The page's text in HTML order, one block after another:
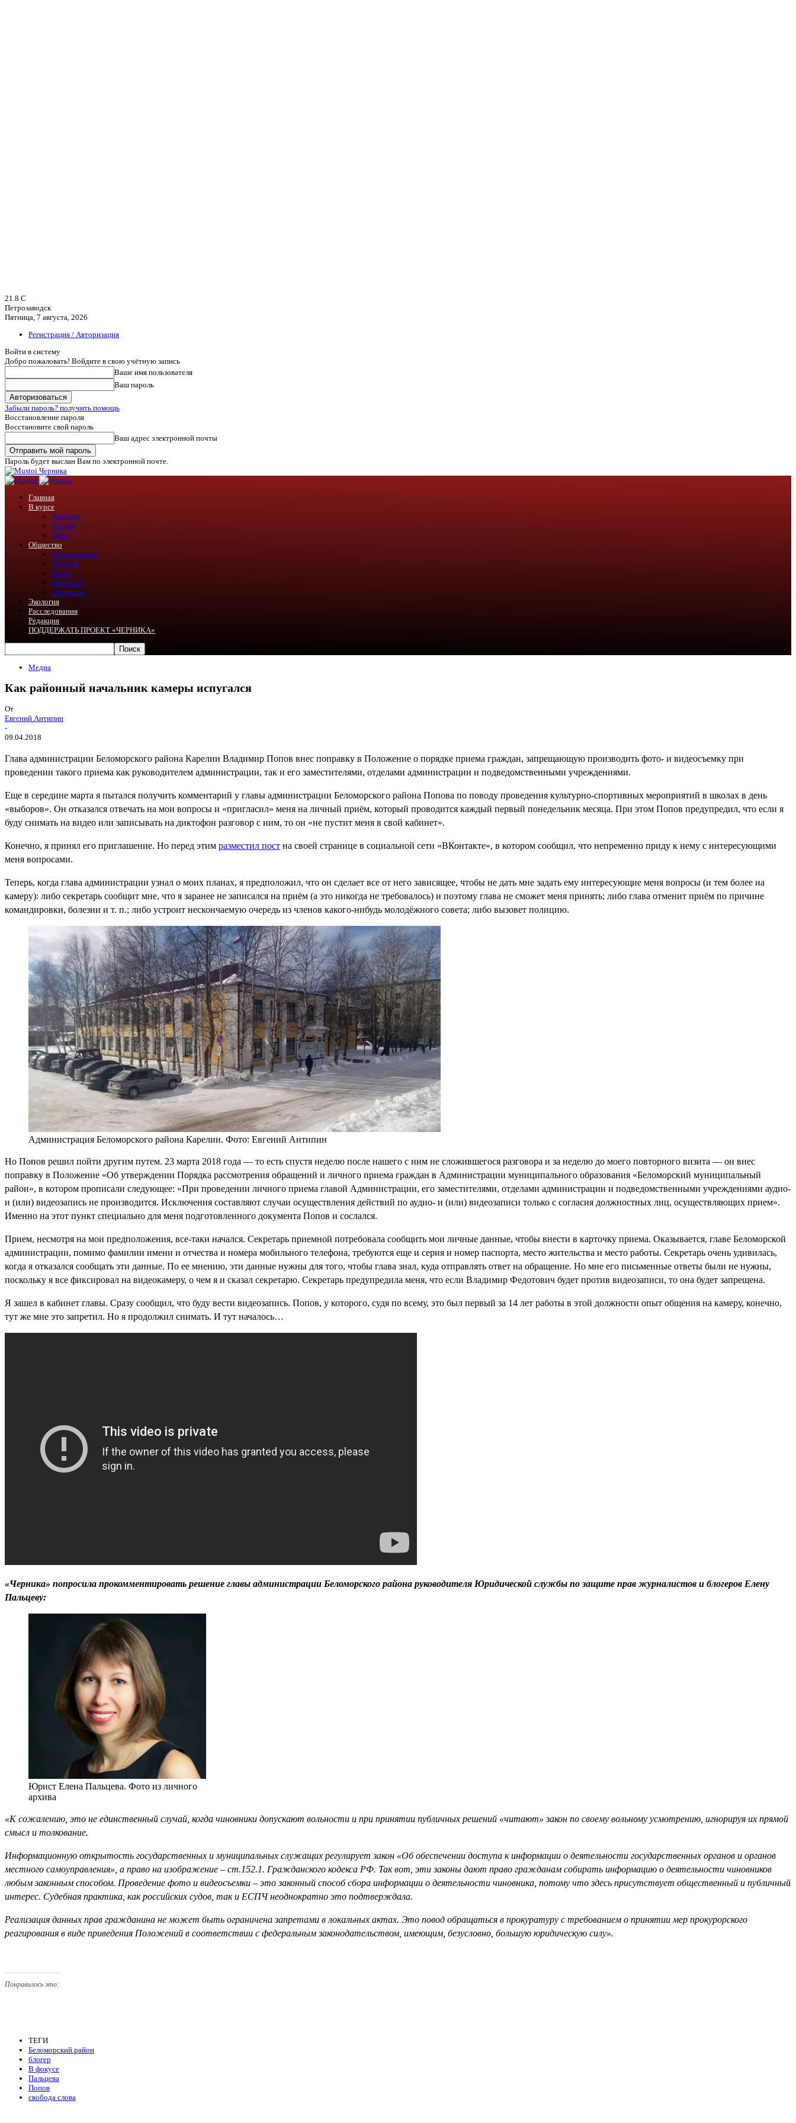
21.8 C
Петрозаводск
Пятница, 7 августа, 2026
Регистрация / Авторизация
Войти в систему
Добро пожаловать! Войдите в свою учётную запись
Ваше имя пользователя
Ваш пароль
Забыли пароль? получить помощь
Восстановление пароля
Восстановите свой пароль
Ваш адрес электронной почты
Пароль будет выслан Вам по электронной почте.
Черника
Главная
В курсе
Карелия
Россия
Мир
Общество
Комментарии
Мнения
Блоги
Перепост
Эксперты
Экология
Расследования
Редакция
ПОДДЕРЖАТЬ ПРОЕКТ «ЧЕРНИКА»
Медиа
Как районный начальник камеры испугался
От
Евгений Антипин
-
09.04.2018
Глава администрации Беломорского района Карелии Владимир Попов внес поправку в Положение о порядке приема граждан, запрещающую производить фото- и видеосъемку при
проведении такого приема как руководителем администрации, так и его заместителями, отделами администрации и подведомственными учреждениями.
Еще в середине марта я пытался получить комментарий у главы администрации Беломорского района Попова по поводу проведения культурно-спортивных мероприятий в школах в день
«выборов». Он отказался отвечать на мои вопросы и «пригласил» меня на личный приём, который проводится каждый первый понедельник месяца. При этом Попов предупредил, что если я
буду снимать на видео или записывать на диктофон разговор с ним, то он «не пустит меня в свой кабинет».
Конечно, я принял его приглашение. Но перед этим разместил пост на своей странице в социальной сети «ВКонтакте», в котором сообщил, что непременно приду к нему с интересующими
меня вопросами.
Теперь, когда глава администрации узнал о моих планах, я предположил, что он сделает все от него зависящее, чтобы не дать мне задать ему интересующие меня вопросы (и тем более на
камеру): либо секретарь сообщит мне, что я заранее не записался на приём (а это никогда не требовалось) и поэтому глава не сможет меня принять; либо глава отменит приём по причине
командировки, болезни и т. п.; либо устроит нескончаемую очередь из членов какого-нибудь молодёжного совета; либо вызовет полицию.
Администрация Беломорского района Карелии. Фото: Евгений Антипин
Но Попов решил пойти другим путем. 23 марта 2018 года — то есть спустя неделю после нашего с ним не сложившегося разговора и за неделю до моего повторного визита — он внес
поправку в Положение «Об утверждении Порядка рассмотрения обращений и личного приема граждан в Администрации муниципального образования «Беломорский муниципальный
район», в котором прописали следующее: «При проведении личного приема главой Администрации, его заместителями, отделами администрации и подведомственными учреждениями аудио-
и (или) видеозапись не производится. Исключения составляют случаи осуществления действий по аудио- и (или) видеозаписи только с согласия должностных лиц, осуществляющих прием».
Именно на этот пункт специально для меня подготовленного документа Попов и сослался.
Прием, несмотря на мои предположения, все-таки начался. Секретарь приемной потребовала сообщить мои личные данные, чтобы внести в карточку приема. Оказывается, главе Беломорской
администрации, помимо фамилии имени и отчества и номера мобильного телефона, требуются еще и серия и номер паспорта, место жительства и место работы. Секретарь очень удивилась,
когда я отказался сообщать эти данные. По ее мнению, эти данные нужны для того, чтобы глава знал, куда отправлять ответ на обращение. Но мне его письменные ответы были не нужны,
поскольку я все фиксировал на видеокамеру, о чем я и сказал секретарю. Секретарь предупредила меня, что если Владимир Федотович будет против видеозаписи, то она будет запрещена.
Я зашел в кабинет главы. Сразу сообщил, что буду вести видеозапись. Попов, у которого, судя по всему, это был первый за 14 лет работы в этой должности опыт общения на камеру, конечно,
тут же мне это запретил. Но я продолжил снимать. И тут началось…
«Черника» попросила прокомментировать решение главы администрации Беломорского района руководителя Юридической службы по защите прав журналистов и блогеров Елену
Пальцеву:
Юрист Елена Пальцева. Фото из личного
архива
«К сожалению, это не единственный случай, когда чиновники допускают вольности и при принятии публичных решений «читают» закон по своему вольному усмотрению, игнорируя их прямой
смысл и толкование.
Информационную открытость государственных и муниципальных служащих регулирует закон «Об обеспечении доступа к информации о деятельности государственных органов и органов
местного самоуправления», а право на изображение – ст.152.1. Гражданского кодекса РФ. Так вот, эти законы дают право гражданам собирать информацию о деятельности чиновников
любым законным способом. Проведение фото и видеосъемки – это законный способ сбора информации о деятельности чиновника, потому что здесь присутствует общественный и публичный
интерес. Судебная практика, как российских судов, так и ЕСПЧ неоднократно это подтверждала.
Реализация данных прав гражданина не может быть ограничена запретами в локальных актах. Это повод обращаться в прокуратуру с требованием о принятии мер прокурорского
реагирования в виде приведения Положений в соответствии с федеральным законодательством, имеющим, безусловно, большую юридическую силу».
Понравилось это:
ТЕГИ
Беломорский район
блогер
В фокусе
Пальцева
Попов
свобода слова